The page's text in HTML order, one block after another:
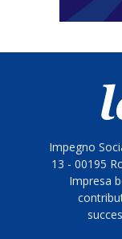
Impegno
13 - 00195
Impresa